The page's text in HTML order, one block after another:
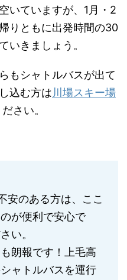
いていますが、1月・2
りともに出発時間の30
いきましょう。
もシャトルバスが出て
込む方は川場スキー場
さい。
安のある方は、ここ
が便利で安心で
い。
朗報です！上毛高
ャトルバスを運行